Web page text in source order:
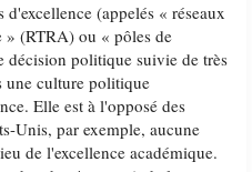
(appelés « réseaux
» (RTRA) ou « pôles de
politique suivie de très
une culture politique
Elle est à l'opposé des
Unis, par exemple, aucune
de l'excellence académique.